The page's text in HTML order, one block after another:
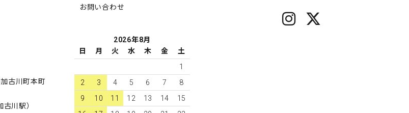
古川町本町
古川駅）
お問い合わせ
2026年8月
日
月 火 水 木 金
土
1
2
3 4 5 6 7
8
9
10 11 12 13 14
15